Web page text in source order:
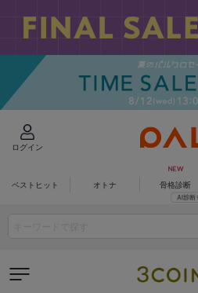
ログイン
ベストヒット オトナ 骨格診断